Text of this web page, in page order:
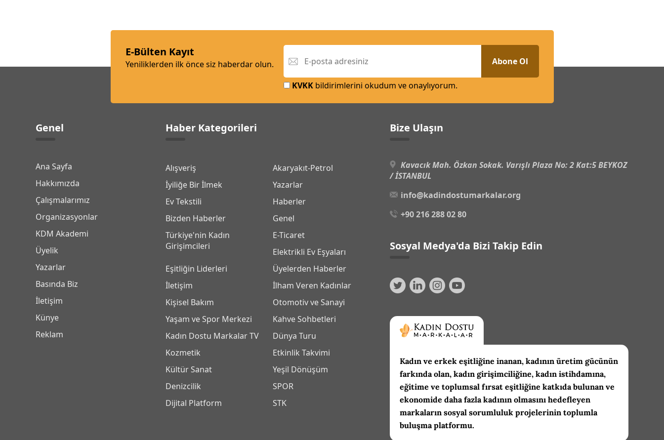
E-Bülten Kayıt
Yeniliklerden ilk önce siz haberdar olun. Abone Ol
KVKKbildirimlerini okudum ve onaylıyorum.
Genel
Ana Sayfa
Hakkımızda
Çalışmalarımız
Organizasyonlar
KDM Akademi
Üyelik
Yazarlar
Basında Biz
İletişim
Künye
Reklam
Haber Kategorileri
Alışveriş
Akaryakıt-Petrol
İyiliğe Bir İlmek
Yazarlar
Ev Tekstili
Haberler
Bizden Haberler
Genel
Türkiye'nin Kadın
Girişimcileri
E-Ticaret
Elektrikli Ev Eşyaları
Eşitliğin Liderleri
Üyelerden Haberler
İletişim
İlham Veren Kadınlar
Kişisel Bakım
Otomotiv ve Sanayi
Yaşam ve Spor Merkezi
Kahve Sohbetleri
Kadın Dostu Markalar TV
Dünya Turu
Kozmetik
Etkinlik Takvimi
Kültür Sanat
Yeşil Dönüşüm
Denizcilik
SPOR
Dijital Platform
STK
Bize Ulaşın
Kavacık Mah. Özkan Sokak. Varışlı Plaza No: 2 Kat:5 BEYKOZ
/ İSTANBUL
info@kadindostumarkalar.org
+90 216 288 02 80
Sosyal Medya'da Bizi Takip Edin
Kadın ve erkek eşitliğine inanan, kadının üretim gücünün
farkında olan, kadın girişimciliğine, kadın istihdamına,
eğitime ve toplumsal fırsat eşitliğine katkıda bulunan ve
ekonomide daha fazla kadının olmasını hedefleyen
markaların sosyal sorumluluk projelerinin toplumla
buluşma platformu.